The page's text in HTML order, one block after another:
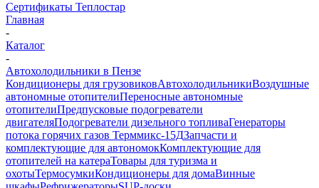
Сертификаты Теплостар
Главная
-
Каталог
-
Автохолодильники в Пензе
Кондиционеры для грузовиковАвтохолодильникиВоздушные
автономные отопителиПереносные автономные
отопителиПредпусковые подогреватели
двигателяПодогреватели дизельного топливаГенераторы
потока горячих газов Терммикс-15ДЗапчасти и
комплектующие для автономокКомплектующие для
отопителей на катераТовары для туризма и
охотыТермосумкиКондиционеры для домаВинные